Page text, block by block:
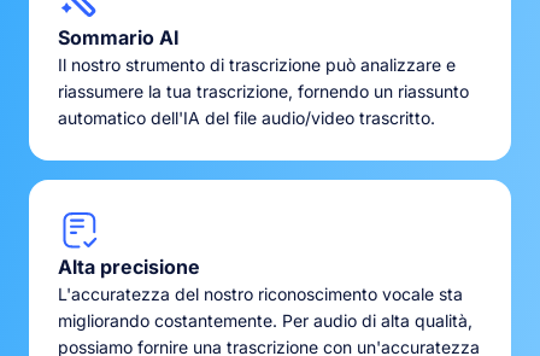
Sommario AI
Il nostro strumento di trascrizione può analizzare e
riassumere la tua trascrizione, fornendo un riassunto
automatico dell'IA del file audio/video trascritto.
Alta precisione
L'accuratezza del nostro riconoscimento vocale sta
migliorando costantemente. Per audio di alta qualità,
possiamo fornire una trascrizione con un'accuratezza